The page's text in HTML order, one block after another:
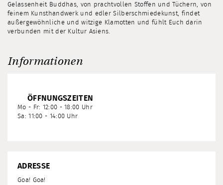
Gelassenheit Buddhas, von prachtvollen Stoffen und Tüchern, von
feinem Kunsthandwerk und edler Silberschmiedekunst, findet
außergewöhnliche und witzige Klamotten und fühlt Euch darin
verbunden mit der Kultur Asiens.
Informationen
ÖFFNUNGSZEITEN
Mo - Fr: 12:00 - 18:00 Uhr
Sa: 11:00 - 14:00 Uhr
ADRESSE
Goa! Goa!